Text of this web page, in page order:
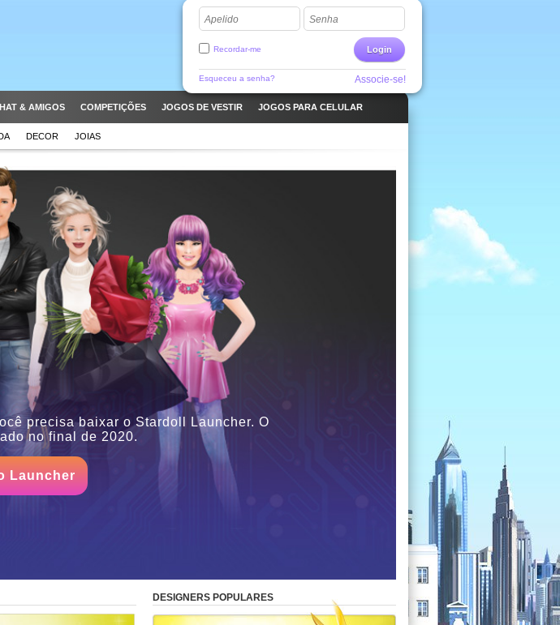
Apelido Senha
Login
Recordar-me
Esqueceu a senha? Associe-se!
& AMIGOS COMPETIÇÕES JOGOS DE VESTIR JOGOS PARA CELULAR
DECOR JOIAS
precisa baixar o Stardoll Launcher. O
no final de 2020.
Launcher
DESIGNERS POPULARES